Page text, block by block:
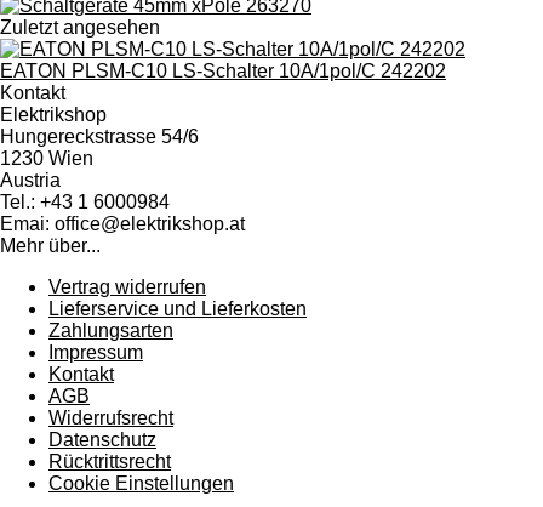
Zuletzt angesehen
EATON PLSM-C10 LS-Schalter 10A/1pol/C 242202
Kontakt
Elektrikshop
Hungereckstrasse 54/6
1230 Wien
Austria
Tel.: +43 1 6000984
Emai: office@elektrikshop.at
Mehr über...
Vertrag widerrufen
Lieferservice und Lieferkosten
Zahlungsarten
Impressum
Kontakt
AGB
Widerrufsrecht
Datenschutz
Rücktrittsrecht
Cookie Einstellungen